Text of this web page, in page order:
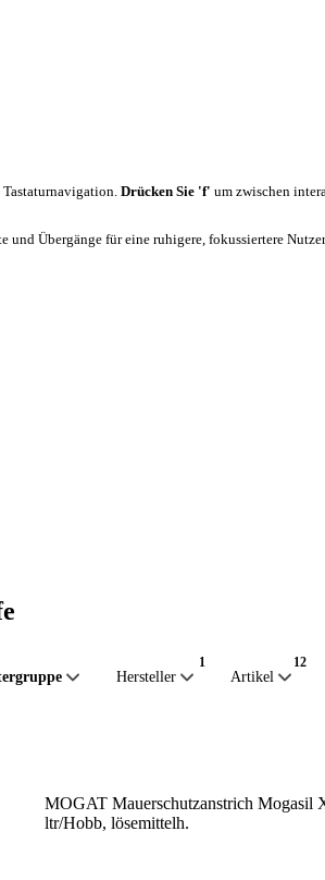
Drücken Sie 'f' um zwischen
und Übergänge für eine ruhigere, fokussiertere
Hersteller Artikel
MOGAT Mauerschutzanstrich Mogasil
ltr/Hobb, lösemittelh.